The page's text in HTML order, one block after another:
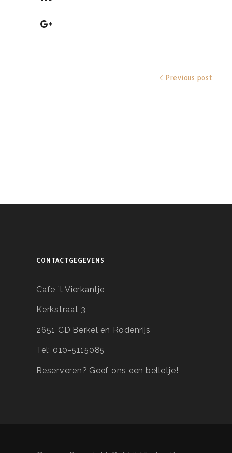
Previous post
CONTACTGEGEVENS
Cafe ’t Vierkantje
Kerkstraat 3
2651 CD Berkel en Rodenrijs
Tel: 010-5115085
Reserveren? Geef ons een belletje!